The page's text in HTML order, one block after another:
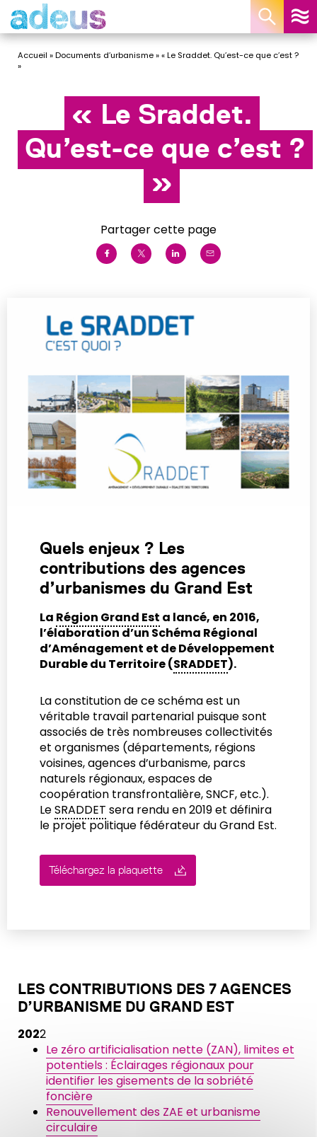
Accueil »Documents d’urbanisme»« Le Sraddet. Qu’est-ce que c’est ?
»
« Le Sraddet.
Qu’est-ce que c’est ?
»
Partager cette page
Quels enjeux ? Les
contributions des agences
d’urbanismes du Grand Est
La Région Grand Est a lancé, en 2016,
l’élaboration d’un Schéma Régional
d’Aménagement et de Développement
Durable du Territoire (SRADDET).
La constitution de ce schéma est un
véritable travail partenarial puisque sont
associés de très nombreuses collectivités
et organismes (départements, régions
voisines, agences d’urbanisme, parcs
naturels régionaux, espaces de
coopération transfrontalière, SNCF, etc.).
LeSRADDET sera rendu en 2019 et définira
le projet politique fédérateur du Grand Est.
Téléchargez la plaquette
LES CONTRIBUTIONS DES 7 AGENCES
D’URBANISME DU GRAND EST
2022
Le zéro artificialisation nette (ZAN), limites et
potentiels : Éclairages régionaux pour
identifier les gisements de la sobriété
foncière
Renouvellement des ZAE et urbanisme
circulaire
Panneau de gestion des cookies